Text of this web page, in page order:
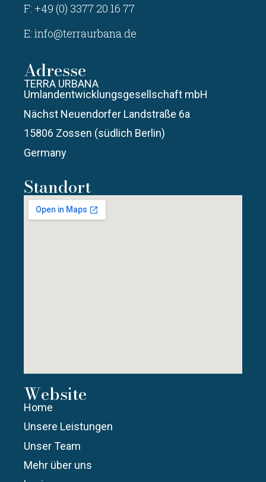
F: +49 (0) 3377 20 16 77
E: info@terraurbana.de
Adresse
TERRA URBANA
Umlandentwicklungsgesellschaft mbH
Nächst Neuendorfer Landstraße 6a
15806 Zossen (südlich Berlin)
Germany
Standort
Website
Home
Unsere Leistungen
Unser Team
Mehr über uns